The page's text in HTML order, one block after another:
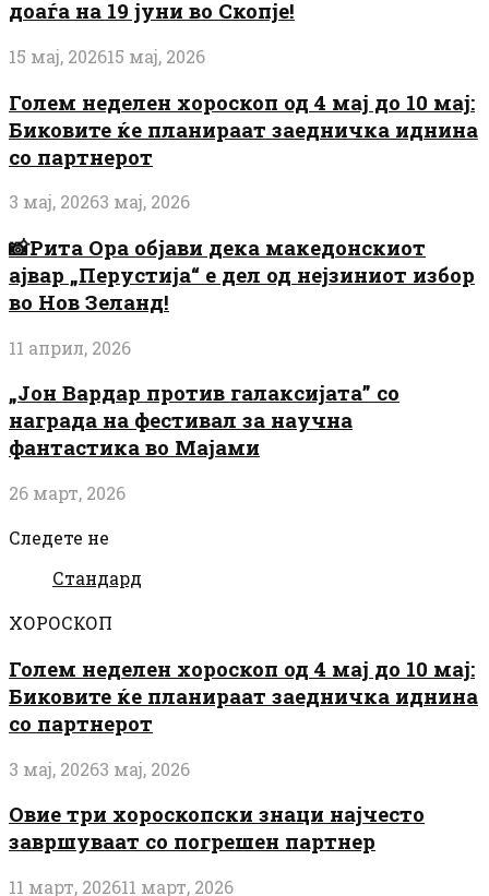
доаѓа на 19 јуни во Скопје!
15 мај, 202615 мај, 2026
Голем неделен хороскоп од 4 мај до 10 мај:
Биковите ќе планираат заедничка иднина
со партнерот
3 мај, 20263 мај, 2026
📸Рита Ора објави дека македонскиот
ајвар „Перустија“ е дел од нејзиниот избор
во Нов Зеланд!
11 април, 2026
„Јон Вардар против галаксијата” со
награда на фестивал за научна
фантастика во Мајами
26 март, 2026
Следете не
Стандард
ХОРОСКОП
Голем неделен хороскоп од 4 мај до 10 мај:
Биковите ќе планираат заедничка иднина
со партнерот
3 мај, 20263 мај, 2026
Овие три хороскопски знаци најчесто
завршуваат со погрешен партнер
11 март, 202611 март, 2026